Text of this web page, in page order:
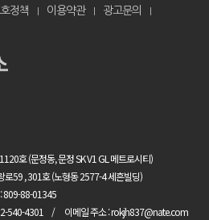
정책 이용약관
광고문의
호 (문정동, 문정 SK V1 GL 메트로시티)
로59 , 301호 (노형동 2577-4 세흔빌딩)
809-88-01345
540-4301 이메일 주소 : rokjh837@nate.com